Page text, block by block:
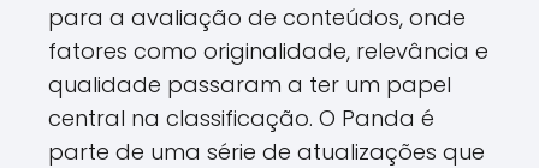
para a avaliação de conteúdos, onde
fatores como originalidade, relevância e
qualidade passaram a ter um papel
central na classificação. O Panda é
parte de uma série de atualizações que